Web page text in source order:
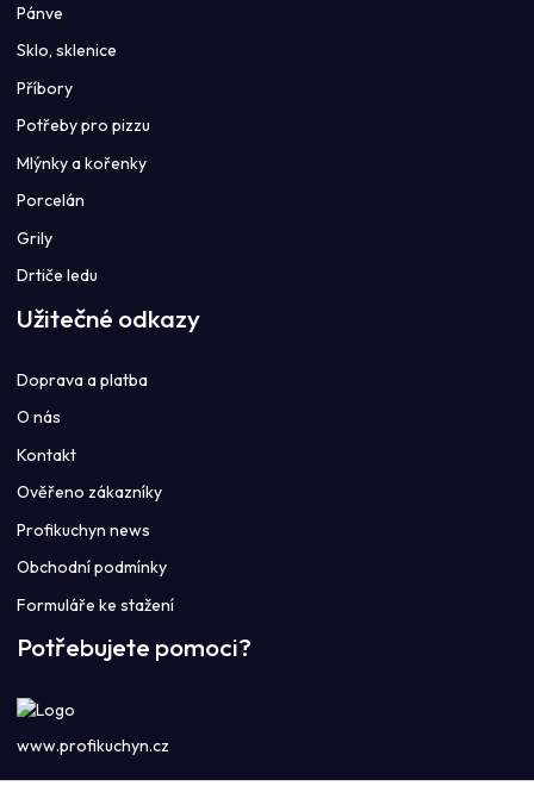
Pánve
Sklo, sklenice
Příbory
Potřeby pro pizzu
Mlýnky a kořenky
Porcelán
Grily
Drtiče ledu
Užitečné odkazy
Doprava a platba
O nás
Kontakt
Ověřeno zákazníky
Profikuchyn news
Obchodní podmínky
Formuláře ke stažení
Potřebujete pomoci?
www.profikuchyn.cz